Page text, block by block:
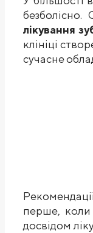
лікування
клініці
сучасне
перше, коли
досвідом